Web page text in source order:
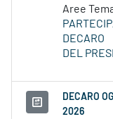
Aree
DECARO
DEL
DECARO
2026